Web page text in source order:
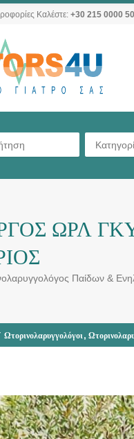
Καλέστε: +30 215 0000
ΩΡΛ
Παίδων &
Ωτορινολαρυγγολόγοι,